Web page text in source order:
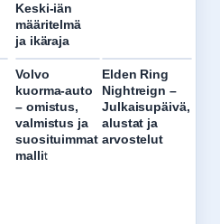
Keski-iän
määritelmä
ja ikäraja
Volvo
kuorma-auto
– omistus,
valmistus ja
suosituimmat
mallit
Elden Ring
Nightreign –
Julkaisupäivä,
alustat ja
arvostelut